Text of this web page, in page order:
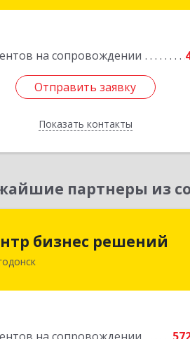
на сопровождении
Отправить заявку
Показать контакты
Отправить заявку
Назад
партнеры из
бизнес решений
Центр бизнес решений
Ростовская обл, Волгодонск г,